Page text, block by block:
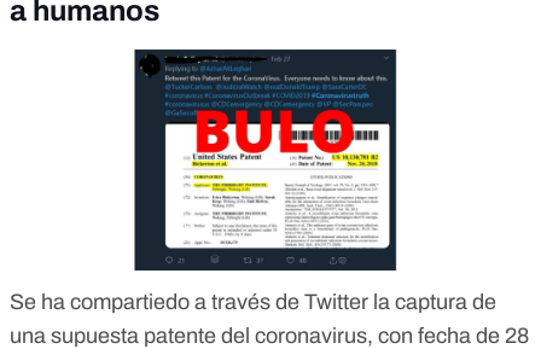
a humanos
Se ha compartiedo a través de Twitter la captura de
una supuesta patente del coronavirus, con fecha de 28